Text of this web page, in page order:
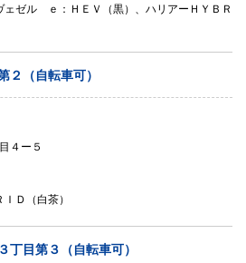
ェゼル ｅ：ＨＥＶ（黒）、ハリアーＨＹＢＲ
２（自転車可）
４ー５
Ｄ（白茶）
丁目第３（自転車可）